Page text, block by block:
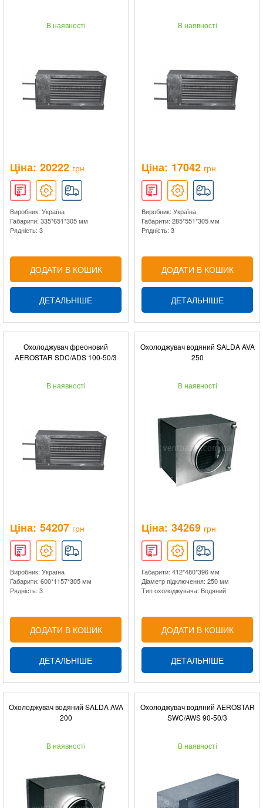
В наявності
Ціна: 20222 грн
Виробник: Україна
Габарити: 335*651*305 мм
Рядність: 3
ДОДАТИ В КОШИК
ДЕТАЛЬНІШЕ
В наявності
Ціна: 17042 грн
Виробник: Україна
Габарити: 285*551*305 мм
Рядність: 3
ДОДАТИ В КОШИК
ДЕТАЛЬНІШЕ
Охолоджувач фреоновий
AEROSTAR SDC/ADS 100-50/3
В наявності
Ціна: 54207 грн
Виробник: Україна
Габарити: 600*1157*305 мм
Рядність: 3
ДОДАТИ В КОШИК
ДЕТАЛЬНІШЕ
Охолоджувач водяний SALDA AVA
250
В наявності
Ціна: 34269 грн
Габарити: 412*480*396 мм
Діаметр підключення: 250 мм
Тип охолоджувача: Водяний
ДОДАТИ В КОШИК
ДЕТАЛЬНІШЕ
Охолоджувач водяний SALDA AVA
200
В наявності
Охолоджувач водяний AEROSTAR
SWC/AWS 90-50/3
В наявності